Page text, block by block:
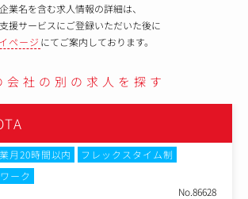
企業名を含む求人情報の詳細は、
援サービスにご登録いただいた後に
ページ にてご案内しております。
会社の別の求人を探す
月20時間以内
フレックスタイム制
ーク
No.86628